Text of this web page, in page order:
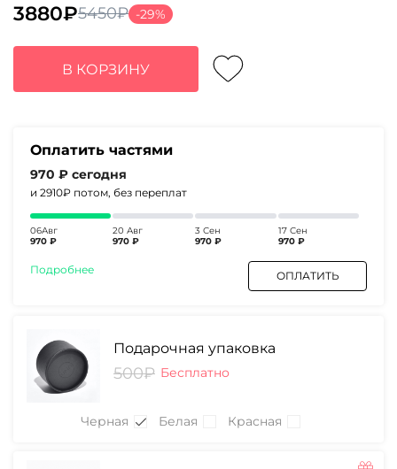
5450₽
Первоначальная
цена
составляла
5450₽.
3880₽
Текущая
цена:
3880₽.
-29%
В КОРЗИНУ
Оплатить частями
970 ₽ сегодня
и 2910₽ потом, без переплат
06Авг
970 ₽
20 Авг
970 ₽
3 Сен
970 ₽
17 Сен
970 ₽
Подробнее ОПЛАТИТЬ
Подарочная упаковка
500₽ Бесплатно
Черная Белая Красная